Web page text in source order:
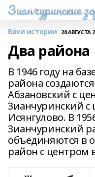
Зианчуринские
Вехи истории 20 АВГУСТА
Два района
В 1946 году на
района
Абзановский с
Зианчуринский с
Исянгулово. В
Зианчуринский
объединяются в
район с центром